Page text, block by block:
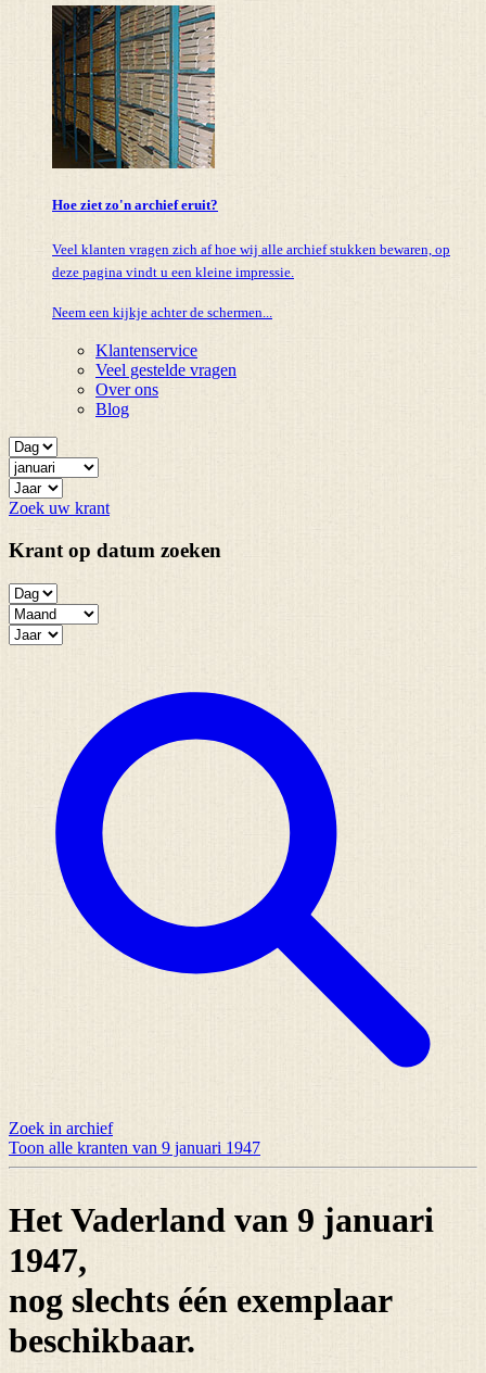
Hoe ziet zo'n archief eruit?
Veel klanten vragen zich af hoe wij alle archief stukken bewaren, op
deze pagina vindt u een kleine impressie.
Neem een kijkje achter de schermen...
Klantenservice
Veel gestelde vragen
Over ons
Blog
Zoek uw krant
Krant op datum zoeken
Zoek in archief
Toon alle kranten van 9 januari 1947
Het Vaderland van 9 januari
1947,
nog slechts één exemplaar
beschikbaar.